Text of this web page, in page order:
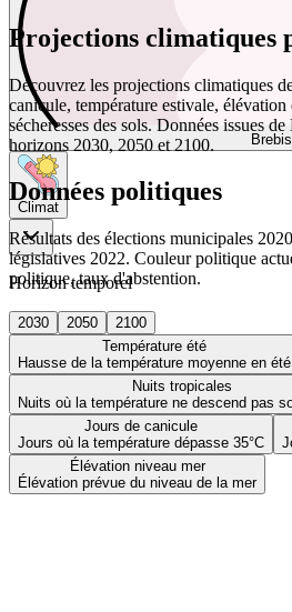
Climat
Horizon temporel
2030 2050
2100
Température été
Hausse de la température moyenne en été
Nuits tropicales
Nuits où la température ne descend pas
Jours de canicule
Jours où la température dépasse 35°C
Élévation niveau mer
Élévation prévue du niveau de la mer
Projections climatiques
Découvrez les projections climatiques
canicule, température estivale,
sécheresses des sols. Données issues
horizons 2030, 2050 et 2100.
Données politiques
Résultats des élections municipales
législatives 2022. Couleur politique
politique, taux d'abstention.